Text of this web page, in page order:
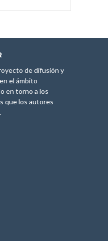
de difusión y
el ámbito
en torno a los
que los autores